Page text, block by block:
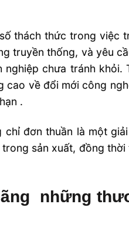
thách thức trong việc
truyền thống, và yêu
chưa tránh khỏi.
cao về đổi mới công
.
đơn thuần là một
sản xuất, đồng thời
những